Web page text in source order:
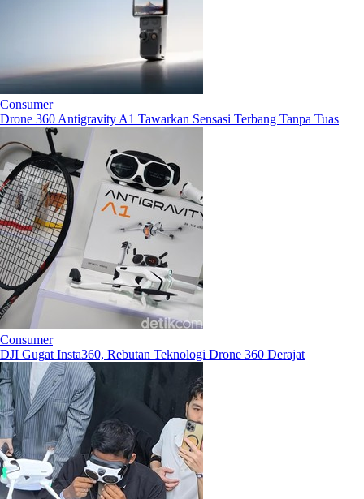
Consumer
Drone 360 Antigravity A1 Tawarkan Sensasi Terbang Tanpa Tuas
Consumer
DJI Gugat Insta360, Rebutan Teknologi Drone 360 Derajat